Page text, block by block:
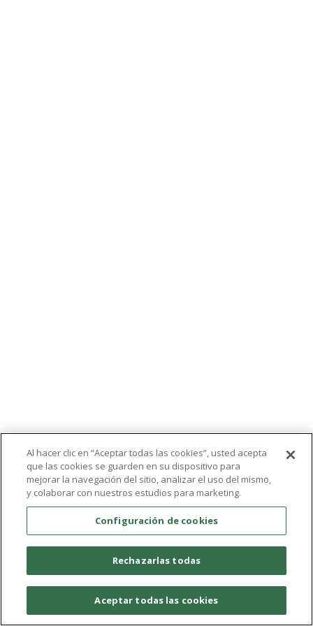
Al hacer clic en “Aceptar todas las cookies”, usted acepta
que las cookies se guarden en su dispositivo para
mejorar la navegación del sitio, analizar el uso del mismo,
y colaborar con nuestros estudios para marketing.
Configuración de cookies
Rechazarlas todas
Aceptar todas las cookies